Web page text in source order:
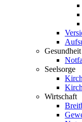
Gesundheit
Seelsorge
Wirtschaft